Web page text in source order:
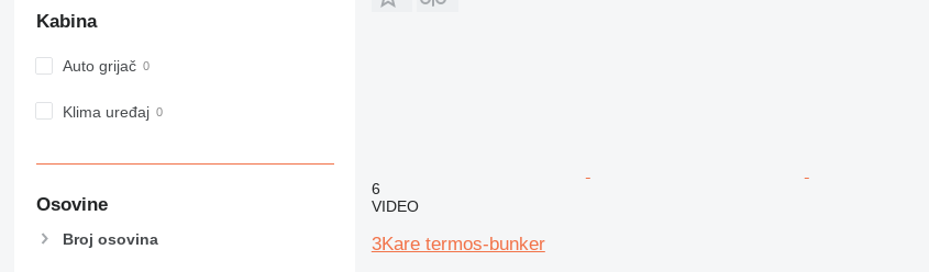
992
C-series
F-series
GC
Kabina
Auto grijač
Klima uređaj
Osovine
Broj osovina
6
VIDEO
3Kare termos-bunker